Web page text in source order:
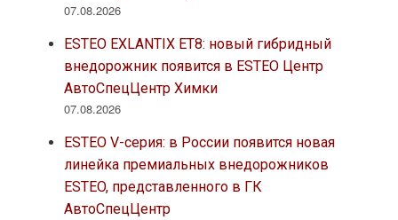
07.08.2026
ESTEO EXLANTIX ET8: новый гибридный
внедорожник появится в ESTEO Центр
АвтоСпецЦентр Химки
07.08.2026
ESTEO V-серия: в России появится новая
линейка премиальных внедорожников
ESTEO, представленного в ГК
АвтоСпецЦентр